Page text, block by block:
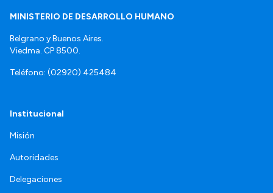
MINISTERIO DE DESARROLLO HUMANO
Belgrano y Buenos Aires.
Viedma. CP 8500.
Teléfono: (02920) 425484
Institucional
Misión
Autoridades
Delegaciones